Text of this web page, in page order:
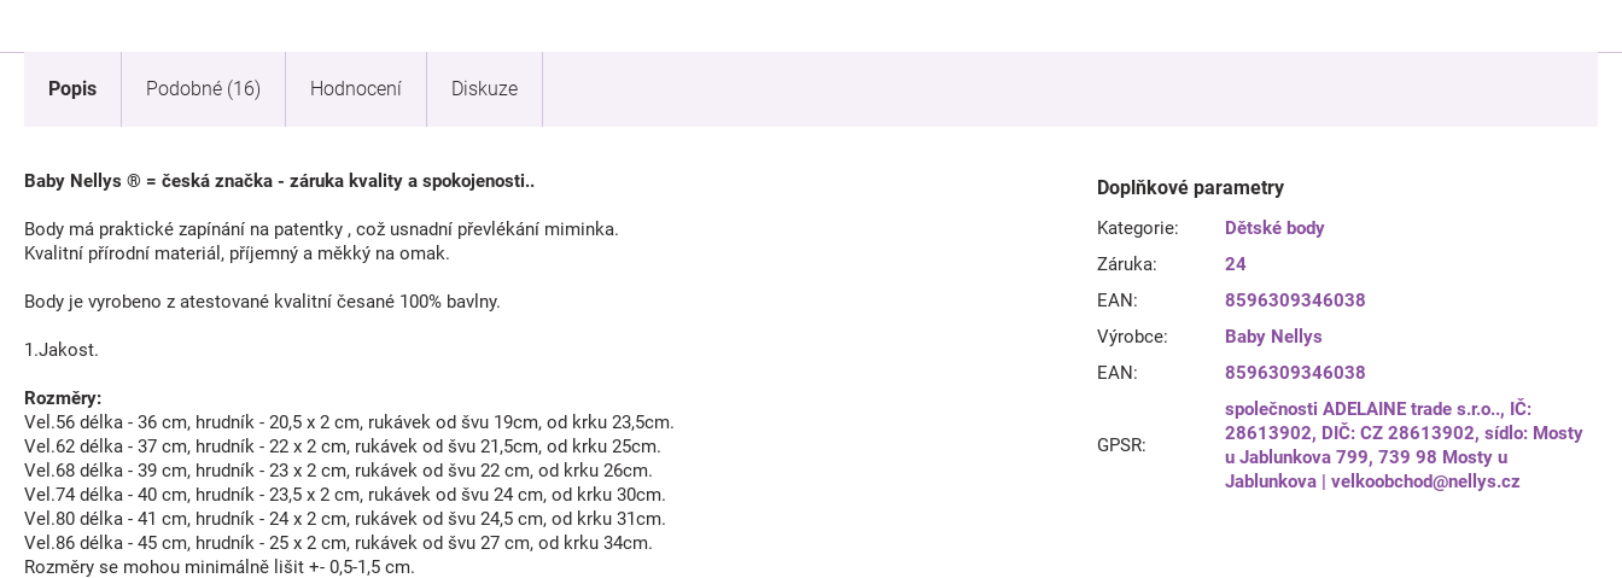
Popis Podobné (16) Hodnocení Diskuze
Baby Nellys ® = česká značka - záruka kvality a spokojenosti..
Body má praktické zapínání na patentky , což usnadní převlékání miminka.
Kvalitní přírodní materiál, příjemný a měkký na omak.
Body je vyrobeno z atestované kvalitní česané 100% bavlny.
1.Jakost.
Rozměry:
Vel.56 délka - 36 cm, hrudník - 20,5 x 2 cm, rukávek od švu 19cm, od krku 23,5cm.
Vel.62 délka - 37 cm, hrudník - 22 x 2 cm, rukávek od švu 21,5cm, od krku 25cm.
Vel.68 délka - 39 cm, hrudník - 23 x 2 cm, rukávek od švu 22 cm, od krku 26cm.
Vel.74 délka - 40 cm, hrudník - 23,5 x 2 cm, rukávek od švu 24 cm, od krku 30cm.
Vel.80 délka - 41 cm, hrudník - 24 x 2 cm, rukávek od švu 24,5 cm, od krku 31cm.
Vel.86 délka - 45 cm, hrudník - 25 x 2 cm, rukávek od švu 27 cm, od krku 34cm.
Rozměry se mohou minimálně lišit +- 0,5-1,5 cm.
Doplňkové parametry
Kategorie:
Dětské body
Záruka:
24
EAN:
8596309346038
Výrobce:
Baby Nellys
EAN: 8596309346038
GPSR:
společnosti ADELAINE trade s.r.o.., IČ:
28613902, DIČ: CZ 28613902, sídlo: Mosty
u Jablunkova 799, 739 98 Mosty u
Jablunkova | velkoobchod@nellys.cz